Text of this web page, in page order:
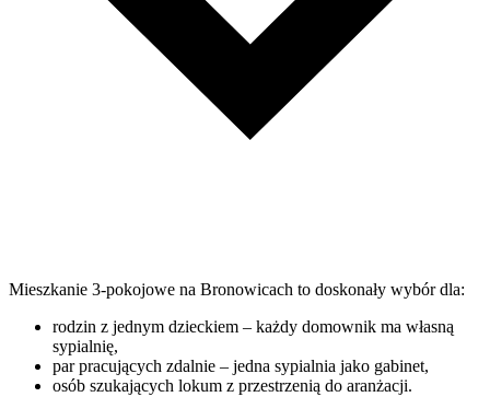
Mieszkanie 3-pokojowe na Bronowicach to doskonały wybór dla:
rodzin z jednym dzieckiem – każdy domownik ma własną
sypialnię,
par pracujących zdalnie – jedna sypialnia jako gabinet,
osób szukających lokum z przestrzenią do aranżacji.